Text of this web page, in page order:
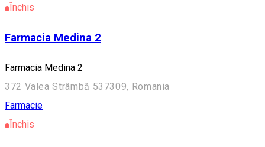
Închis
Farmacia Medina 2
Farmacia Medina 2
372 Valea Strâmbă 537309, Romania
Farmacie
Închis